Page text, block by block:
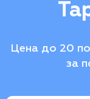
Цена до 20
за